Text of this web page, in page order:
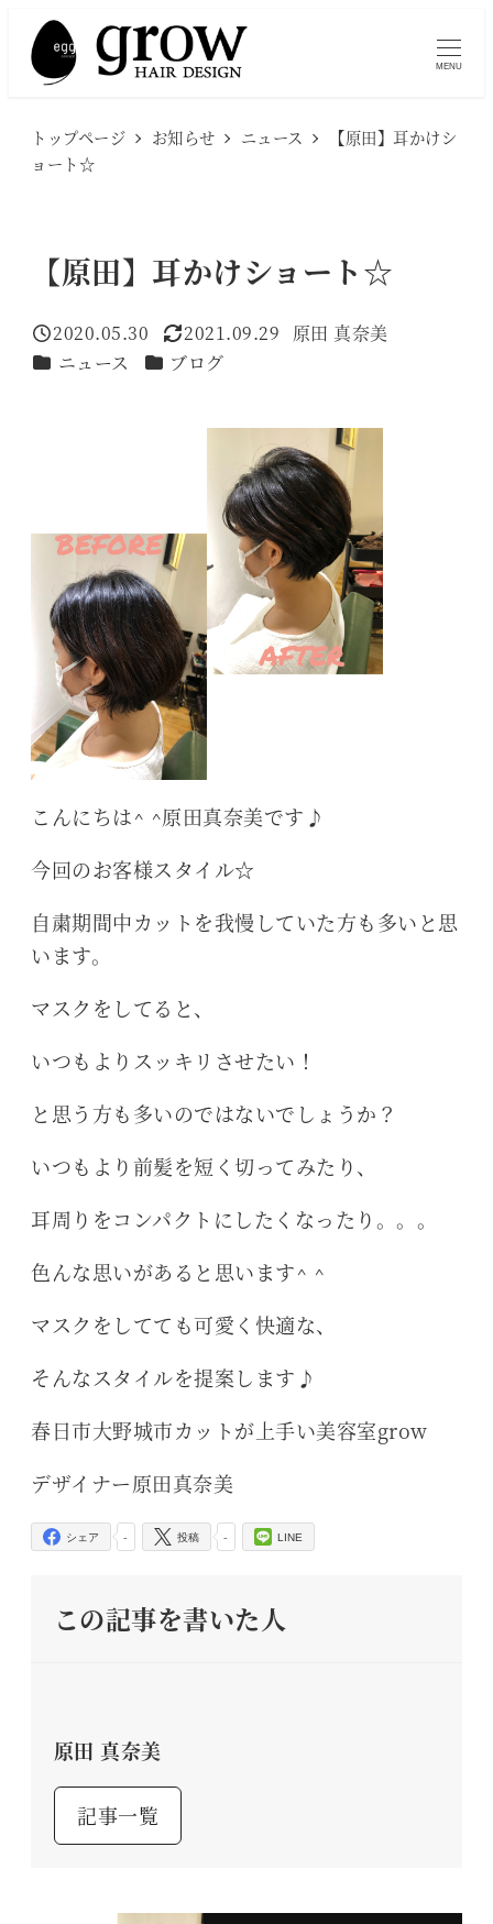
MENU
トップページ お知らせ ニュース
【原田】耳かけシ
ョート☆
【原田】耳かけショート☆
投稿日
2020.05.30
更新日
2021.09.29
著
原田 真奈美
カテゴリー
ニュース カテゴリー
ブログ
こんにちは^ ^原田真奈美です♪
今回のお客様スタイル☆
自粛期間中カットを我慢していた方も多いと思
います。
マスクをしてると、
いつもよりスッキリさせたい！
と思う方も多いのではないでしょうか？
いつもより前髪を短く切ってみたり、
耳周りをコンパクトにしたくなったり。。。
色んな思いがあると思います^ ^
マスクをしてても可愛く快適な、
そんなスタイルを提案します♪
春日市大野城市カットが上手い美容室grow
デザイナー原田真奈美
-
シェア -
投稿 LINE
この記事を書いた人
原田 真奈美
記事一覧